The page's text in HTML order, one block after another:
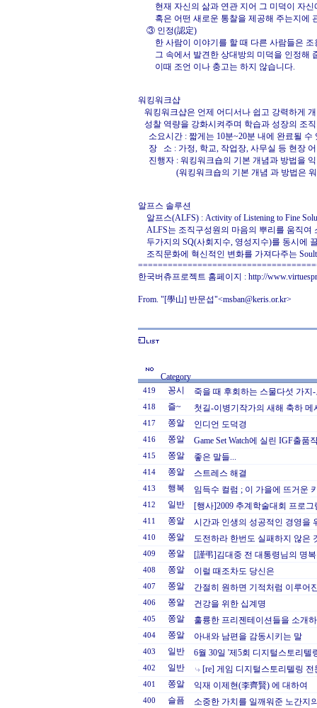
현재 자신의 삶과 연관 지어 그 미덕이 자신
혹은 어떤 새로운 통찰을 제공해 주는지에
③ 인정(認定)
한 사람이 이야기를 할 때 다른 사람들은 조
그 속에서 발견한 상대방의 미덕을 인정해
이때 조언 이나 충고는 하지 않습니다.
워킹워크샵
워킹워크샵은 언제 어디서나 쉽고 강력하게
성찰 역량을 강화시켜주며 학습과 성장의 조
소요시간 : 짧게는 10분~20분 내에 완료될 수
장 소 : 가정, 학교, 작업장, 사무실 등 현장
진행자 : 워킹워크숍의 기본 개념과 방법을
(워킹워크숍의 기본 개념 과 방법은 워킹
알프스 솔루션
알프스(ALFS) : Activity of Listening to Fine
ALFS는 조직구성원의 마음의 뿌리를 움직여
두가지의 SQ(사회지수, 영성지수)를 동시에
조직문화에 혁신적인 변화를 가져다주는
한국버츄프로젝트 홈페이지 : http://
From. "[學山] 반문섭"<msban@keris.or.kr>
Category
419 꽁시 죽을 때 후회하는 스물다섯 가지
418 즐~ 첫길-이병기작가의 새해 축하 메
417 쫑알 인디언 도덕경
416 쫑알 Game Set Watch에 실린 IGF출품
415 쫑알 좋은 말들...
414 쫑알 스트레스 해결
413 행복 임득수 컬럼 ; 이 가을에 뜨거운
412 일반 [행사]2009 추계학술대회 프로그
411 쫑알 시간과 인생의 성공적인 경영을
410 쫑알 도전하라 한번도 실패하지 않은
409 쫑알 [謹弔]김대중 전 대통령님의 명
408 쫑알 이럴 때조차도 당신은
407 쫑알 간절히 원하면 기적처럼 이루어
406 쫑알 건강을 위한 십계명
405 쫑알 훌륭한 프리젠테이션들을 소개
404 쫑알 아내와 남편을 감동시키는 말
403 일반 6월 30일 '제5회 디지털스토리텔
402 일반 [re] 게임 디지털스토리텔링
401 쫑알 익재 이제현(李齊賢) 에 대하여
400 슬픔 소중한 가치를 일깨워준 노간지